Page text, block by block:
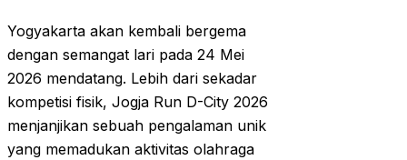
Yogyakarta akan kembali bergema
dengan semangat lari pada 24 Mei
2026 mendatang. Lebih dari sekadar
kompetisi fisik, Jogja Run D-City 2026
menjanjikan sebuah pengalaman unik
yang memadukan aktivitas olahraga